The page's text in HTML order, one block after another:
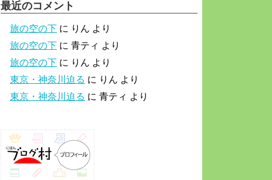
最近のコメント
旅の空の下 に りん より
旅の空の下 に 青ティ より
旅の空の下 に りん より
東京・神奈川迫る に りん より
東京・神奈川迫る に 青ティ より